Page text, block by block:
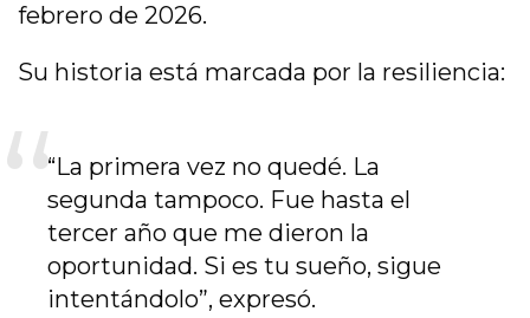
febrero de 2026.
Su historia está marcada por la resiliencia:
“La primera vez no quedé. La
segunda tampoco. Fue hasta el
tercer año que me dieron la
oportunidad. Si es tu sueño, sigue
intentándolo”, expresó.